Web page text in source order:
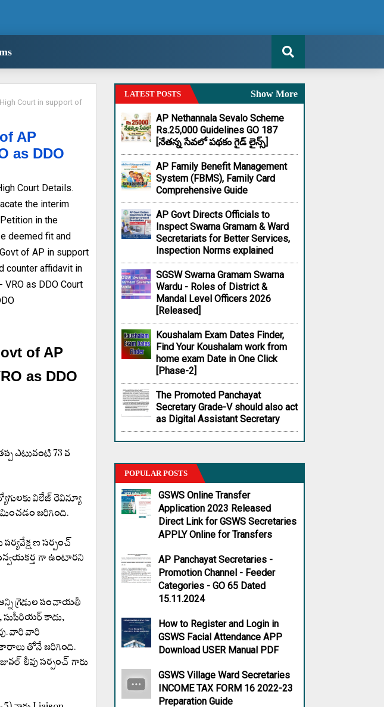
High Court in support of
AP
as DDO
Court Details.
the interim
in the
deemed fit and
of AP in support
counter affidavit in
as DDO Court
of AP
as DDO
ఎటువంటి 73 వ
విలేజ్ రెవిన్యూ
జరిగింది.
సర్పంచ్
గా ఉంటారని
గ్రెడుల పంచాయతీ
సుపీరియర్ కాదు,
వారి వారి
తోనే జరిగింది.
లీవు సర్పంచ్ గారు
LATEST POSTS Show More
AP Nethannala Sevalo Scheme
Rs.25,000 Guidelines GO 187
[నేతన్న సేవలో పథకం గైడ్ లైన్స్]
AP Family Benefit Management
System (FBMS), Family Card
Comprehensive Guide
AP Govt Directs Officials to
Inspect Swarna Gramam & Ward
Secretariats for Better Services,
Inspection Norms explained
SGSW Swarna Gramam Swarna
Wardu - Roles of District &
Mandal Level Officers 2026
[Released]
Koushalam Exam Dates Finder,
Find Your Koushalam work from
home exam Date in One Click
[Phase-2]
The Promoted Panchayat
Secretary Grade-V should also act
as Digital Assistant Secretary
POPULAR POSTS
GSWS Online Transfer
Application 2023 Released
Direct Link for GSWS Secretaries
APPLY Online for Transfers
AP Panchayat Secretaries -
Promotion Channel - Feeder
Categories - GO 65 Dated
15.11.2024
How to Register and Login in
GSWS Facial Attendance APP
Download USER Manual PDF
GSWS Village Ward Secretaries
INCOME TAX FORM 16 2022-23
Preparation Guide